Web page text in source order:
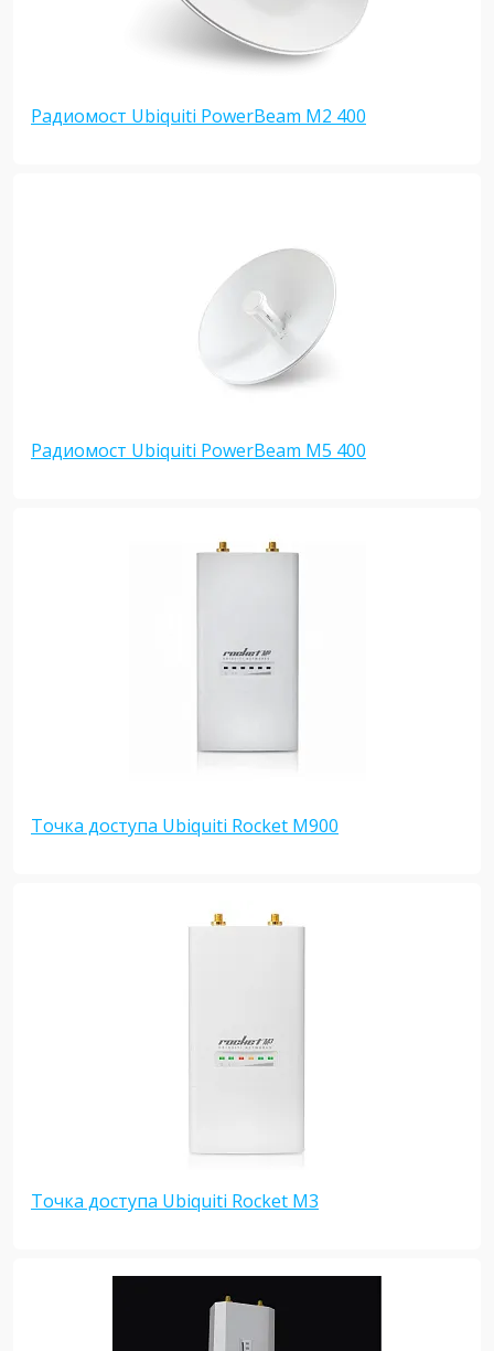
Радиомост Ubiquiti PowerBeam M2 400
Радиомост Ubiquiti PowerBeam M5 400
Точка доступа Ubiquiti Rocket M900
Точка доступа Ubiquiti Rocket M3